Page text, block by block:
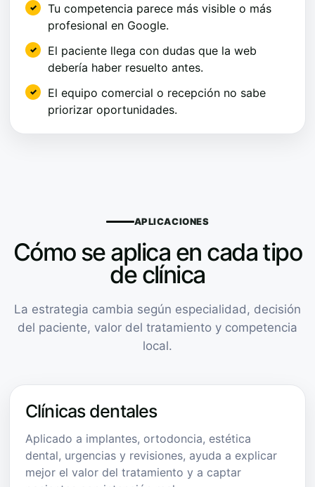
Tu competencia parece más visible o más
profesional en Google.
El paciente llega con dudas que la web
debería haber resuelto antes.
El equipo comercial o recepción no sabe
priorizar oportunidades.
APLICACIONES
Cómo se aplica en cada tipo
de clínica
La estrategia cambia según especialidad, decisión
del paciente, valor del tratamiento y competencia
local.
Clínicas dentales
Aplicado a implantes, ortodoncia, estética
dental, urgencias y revisiones, ayuda a explicar
mejor el valor del tratamiento y a captar